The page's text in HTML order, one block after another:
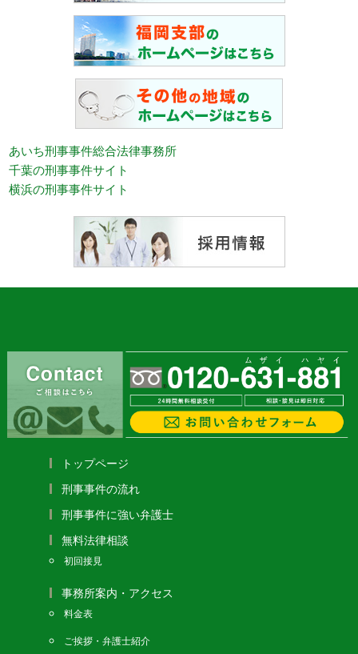
あいち刑事事件総合法律事務所
千葉の刑事事件サイト
横浜の刑事事件サイト
トップページ
刑事事件の流れ
刑事事件に強い弁護士
無料法律相談
初回接見
事務所案内・アクセス
料金表
ご挨拶・弁護士紹介